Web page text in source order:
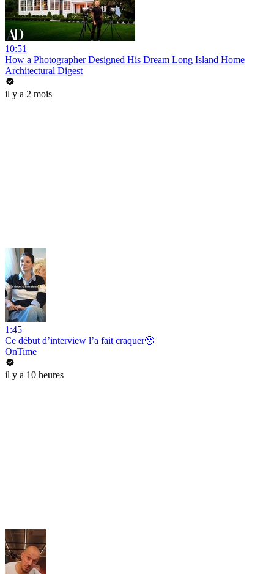
10:51
How a Photographer Designed His Dream Long Island Home
Architectural Digest
il y a 2 mois
1:45
Ce début d’interview l’a fait craquer🥹
OnTime
il y a 10 heures